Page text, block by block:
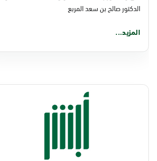
الدكتور صالح بن سعد المربع
المزيد...